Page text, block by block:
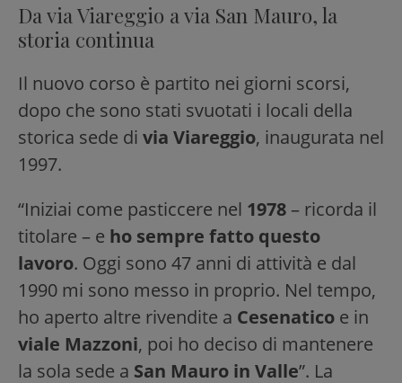
Da via Viareggio a via San Mauro, la
storia continua
Il nuovo corso è partito nei giorni scorsi,
dopo che sono stati svuotati i locali della
storica sede di via Viareggio, inaugurata nel
1997.
“Iniziai come pasticcere nel 1978 – ricorda il
titolare – e ho sempre fatto questo
lavoro. Oggi sono 47 anni di attività e dal
1990 mi sono messo in proprio. Nel tempo,
ho aperto altre rivendite a Cesenatico e in
viale Mazzoni, poi ho deciso di mantenere
la sola sede a San Mauro in Valle”. La